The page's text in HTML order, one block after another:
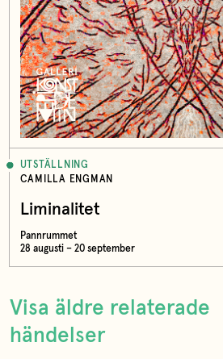
UTSTÄLLNING
CAMILLA ENGMAN
Liminalitet
Pannrummet
28 augusti – 20 september
Visa äldre relaterade
händelser